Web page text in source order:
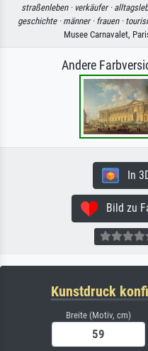
straßenleben · verkäufer ·
geschichte · männer · frauen ·
Musee Carnavalet,
Andere
In
Bild zu
Kunstdruck
Breite (Motiv, cm)